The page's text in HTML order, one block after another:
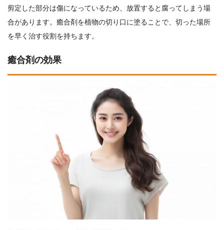
剪定した部分は傷になっているため、放置すると腐ってしまう場
合があります。癒合剤を植物の切り口に塗ることで、切った場所
を早く治す役割を持ちます。
癒合剤の効果